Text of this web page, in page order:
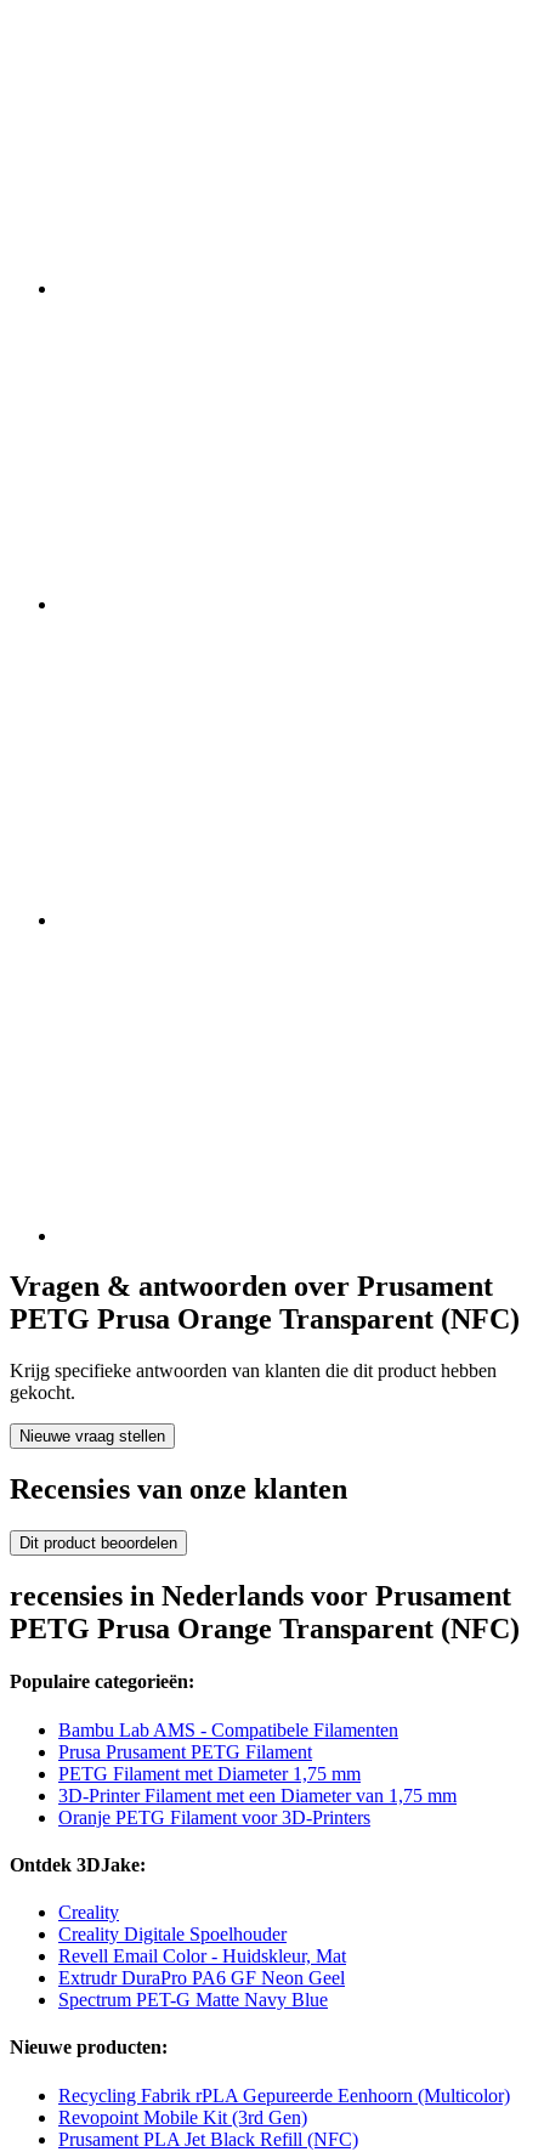
Vragen & antwoorden over Prusament
PETG Prusa Orange Transparent (NFC)
Krijg specifieke antwoorden van klanten die dit product hebben
gekocht.
Nieuwe vraag stellen
Recensies van onze klanten
Dit product beoordelen
recensies in Nederlands voor Prusament
PETG Prusa Orange Transparent (NFC)
Populaire categorieën:
Bambu Lab AMS - Compatibele Filamenten
Prusa Prusament PETG Filament
PETG Filament met Diameter 1,75 mm
3D-Printer Filament met een Diameter van 1,75 mm
Oranje PETG Filament voor 3D-Printers
Ontdek 3DJake:
Creality
Creality Digitale Spoelhouder
Revell Email Color - Huidskleur, Mat
Extrudr DuraPro PA6 GF Neon Geel
Spectrum PET-G Matte Navy Blue
Nieuwe producten:
Recycling Fabrik rPLA Gepureerde Eenhoorn (Multicolor)
Revopoint Mobile Kit (3rd Gen)
Prusament PLA Jet Black Refill (NFC)